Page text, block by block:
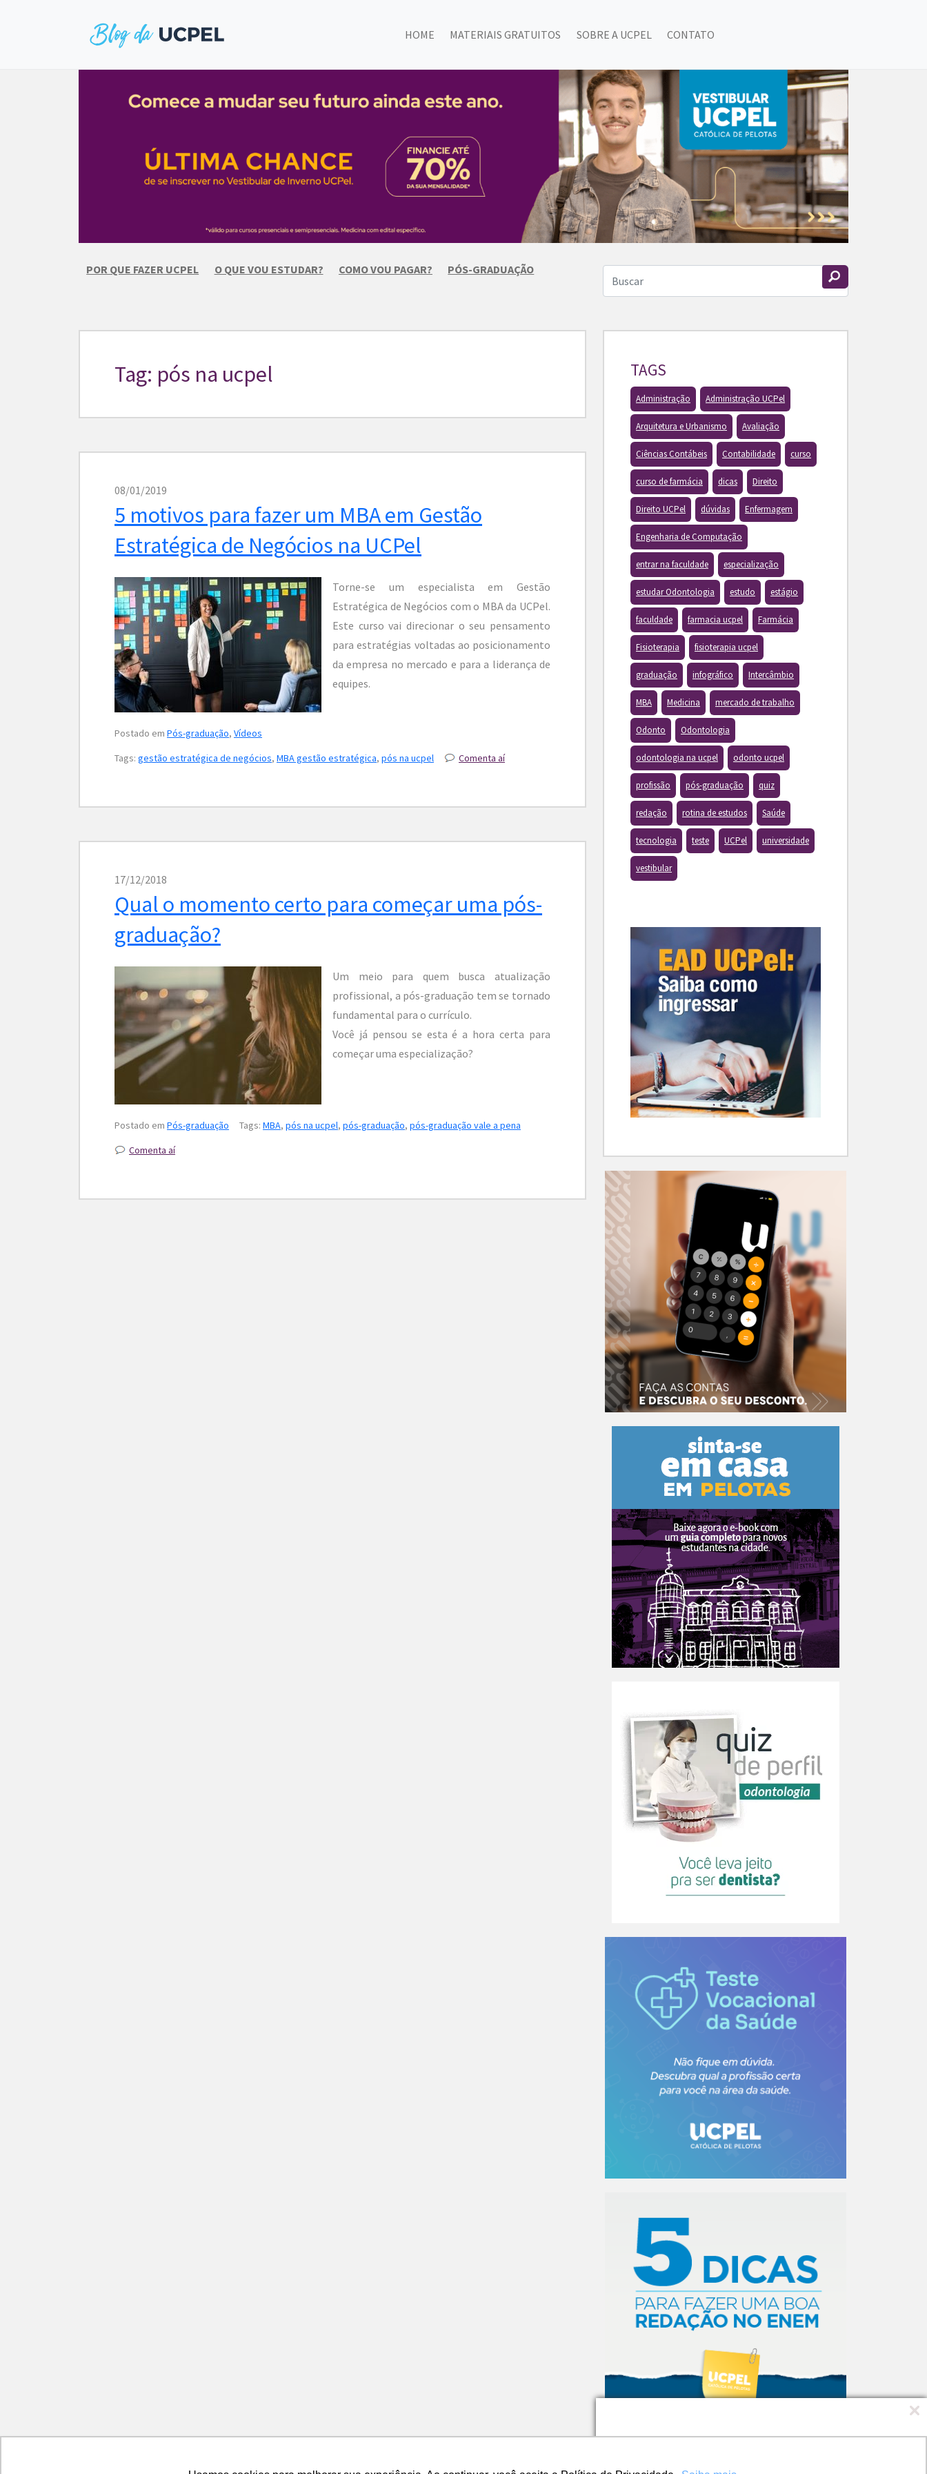
HOME MATERIAIS GRATUITOS SOBRE A UCPEL CONTATO
POR QUE FAZER UCPEL O QUE VOU ESTUDAR? COMO VOU PAGAR? PÓS-GRADUAÇÃO
Tag: pós na ucpel
08/01/2019
5 motivos para fazer um MBA em Gestão
Estratégica de Negócios na UCPel
Torne-se um especialista em Gestão
Estratégica de Negócios com o MBA da UCPel.
Este curso vai direcionar o seu pensamento
para estratégias voltadas ao posicionamento
da empresa no mercado e para a liderança de
equipes.
Postado em Pós-graduação, Vídeos
Tags: gestão estratégica de negócios, MBA gestão estratégica, pós na ucpel Comenta aí
17/12/2018
Qual o momento certo para começar uma pós-
graduação?
Um meio para quem busca atualização
profissional, a pós-graduação tem se tornado
fundamental para o currículo.
Você já pensou se esta é a hora certa para
começar uma especialização?
Postado em Pós-graduação Tags: MBA, pós na ucpel, pós-graduação, pós-graduação vale a pena
Comenta aí
TAGS
Administração Administração UCPel
Arquitetura e Urbanismo Avaliação
Ciências Contábeis Contabilidade curso
curso de farmácia dicas Direito
Direito UCPel dúvidas Enfermagem
Engenharia de Computação
entrar na faculdade especialização
estudar Odontologia estudo estágio
faculdade farmacia ucpel Farmácia
Fisioterapia fisioterapia ucpel
graduação infográfico Intercâmbio
MBA Medicina mercado de trabalho
Odonto Odontologia
odontologia na ucpel odonto ucpel
profissão pós-graduação quiz
redação rotina de estudos Saúde
tecnologia teste UCPel universidade
vestibular